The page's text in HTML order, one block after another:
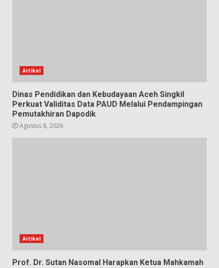
Artikel
Dinas Pendidikan dan Kebudayaan Aceh Singkil
Perkuat Validitas Data PAUD Melalui Pendampingan
Pemutakhiran Dapodik
Agustus 8, 2026
Artikel
Prof. Dr. Sutan Nasomal Harapkan Ketua Mahkamah